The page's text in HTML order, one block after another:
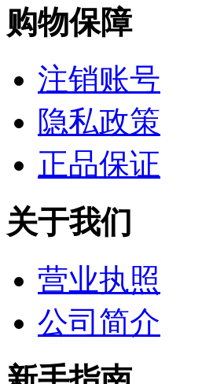
购物保障
注销账号
隐私政策
正品保证
关于我们
营业执照
公司简介